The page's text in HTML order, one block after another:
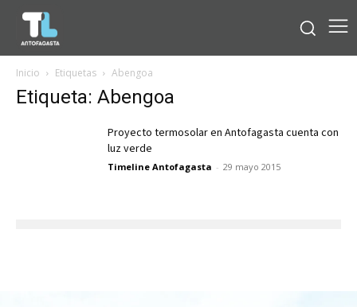
Inicio Etiquetas Abengoa
Etiqueta: Abengoa
Proyecto termosolar en Antofagasta cuenta con
luz verde
Timeline Antofagasta - 29 mayo 2015